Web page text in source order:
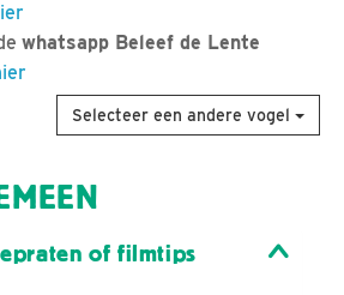
whatsapp Beleef de Lente
Selecteer een andere vogel
of filmtips